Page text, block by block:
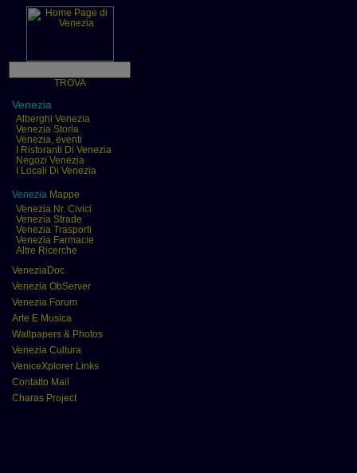
TROVA
Venezia
Alberghi Venezia
Venezia Storia
Venezia, eventi
I Ristoranti Di Venezia
Negozi Venezia
I Locali Di Venezia
Venezia Mappe
Venezia Nr. Civici
Venezia Strade
Venezia Trasporti
Venezia Farmacie
Altre Ricerche
VeneziaDoc
Venezia ObServer
Venezia Forum
Arte E Musica
Wallpapers & Photos
Venezia Cultura
VeniceXplorer Links
Contatto Mail
Charas Project